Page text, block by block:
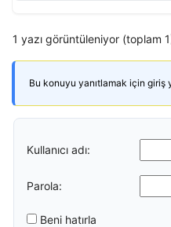
1 yazı görüntüleniyor (toplam
Bu konuyu yanıtlamak için giriş
Kullanıcı adı:
Parola:
Beni hatırla